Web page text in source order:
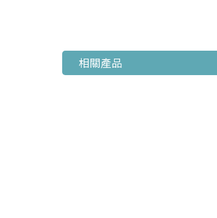
相關產品